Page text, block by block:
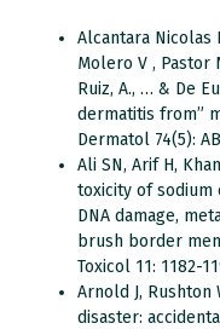
Alcantara Nicolas
Molero V , Pastor
Ruiz, A., … & De
dermatitis from”
Dermatol 74(5):
Ali SN, Arif H,
toxicity of sodium
DNA damage,
brush border
Toxicol 11: 1182-
Arnold J, Rushton
disaster: